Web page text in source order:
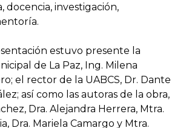
docencia, investigación,
estuvo presente la
de La Paz, Ing. Milena
el rector de la UABCS, Dr. Dante
así como las autoras de la obra,
Dra. Alejandra Herrera, Mtra.
Dra. Mariela Camargo y Mtra.